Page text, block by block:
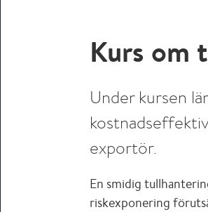
Kurs om
Under kursen
exportör.
En smidig
riskexponering